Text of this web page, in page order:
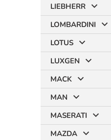
LIEBHERR
LOMBARDINI
LOTUS
LUXGEN
MACK
MAN
MASERATI
MAZDA